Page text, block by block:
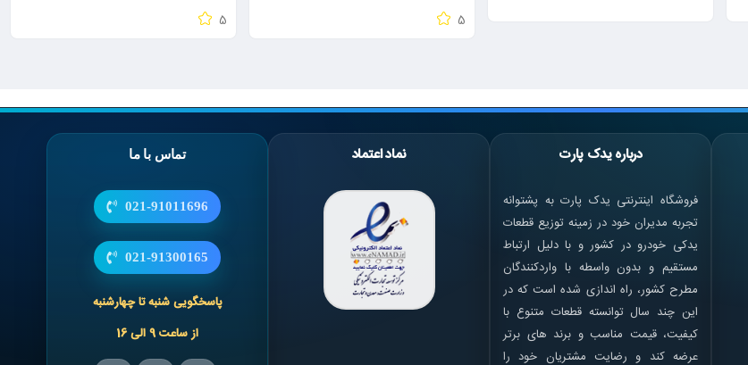
5
5
درباره یدک پارت
فروشگاه اینترنتی یدک پارت به پشتوانه
تجربه مدیران خود در زمینه توزیع قطعات
یدکی خودرو در کشور و با دلیل ارتباط
مستقیم و بدون واسطه با واردکنندگان
مطرح کشور، راه اندازی شده است که در
این چند سال توانسته قطعات متنوع با
کیفیت، قیمت مناسب و برند های برتر
عرضه کند و رضایت مشتریان خود را
نماد اعتماد تماس با ما
021-91011696
021-91300165
پاسخگویی شنبه تا چهارشنبه
از ساعت 9 الی 16